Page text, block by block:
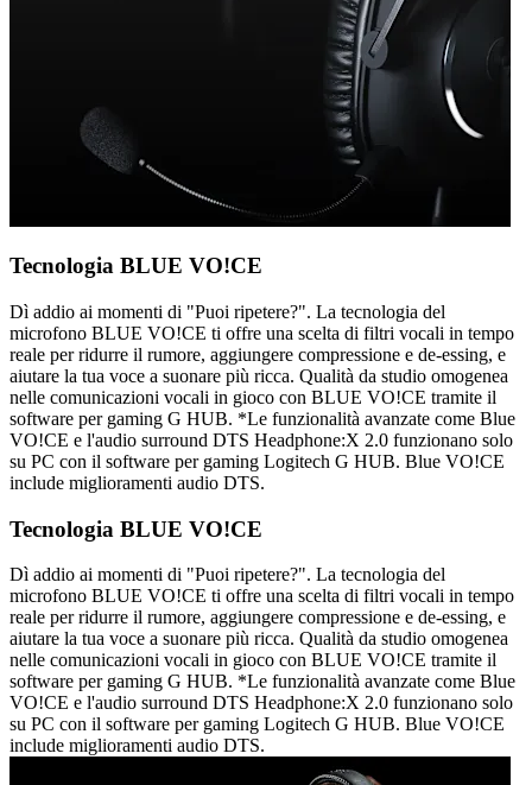
Tecnologia BLUE VO!CE
Dì addio ai momenti di "Puoi ripetere?". La tecnologia del
microfono BLUE VO!CE ti offre una scelta di filtri vocali in tempo
reale per ridurre il rumore, aggiungere compressione e de-essing, e
aiutare la tua voce a suonare più ricca. Qualità da studio omogenea
nelle comunicazioni vocali in gioco con BLUE VO!CE tramite il
software per gaming G HUB. *Le funzionalità avanzate come Blue
VO!CE e l'audio surround DTS Headphone:X 2.0 funzionano solo
su PC con il software per gaming Logitech G HUB. Blue VO!CE
include miglioramenti audio DTS.
Tecnologia BLUE VO!CE
Dì addio ai momenti di "Puoi ripetere?". La tecnologia del
microfono BLUE VO!CE ti offre una scelta di filtri vocali in tempo
reale per ridurre il rumore, aggiungere compressione e de-essing, e
aiutare la tua voce a suonare più ricca. Qualità da studio omogenea
nelle comunicazioni vocali in gioco con BLUE VO!CE tramite il
software per gaming G HUB. *Le funzionalità avanzate come Blue
VO!CE e l'audio surround DTS Headphone:X 2.0 funzionano solo
su PC con il software per gaming Logitech G HUB. Blue VO!CE
include miglioramenti audio DTS.